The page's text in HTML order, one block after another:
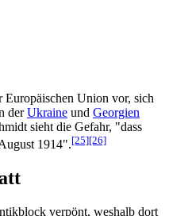
Europäischen Union vor, sich
derUkraine und Georgien
sieht die Gefahr, "dass
1914".[25][26]
verpönt, weshalb dort